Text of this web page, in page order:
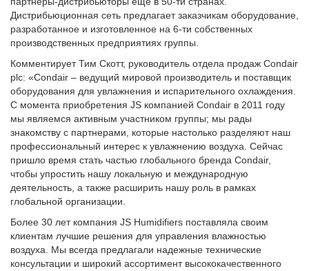
Дистрибьюционная сеть предлагает заказчикам оборудование,
разработанное и изготовленное на 6-ти собственных
производственных предприятиях группы.
Комментирует Тим Скотт, руководитель отдела продаж Condair
plc: «Condair – ведущий мировой производитель и поставщик
оборудования для увлажнения и испарительного охлаждения.
С момента приобретения JS компанией Condair в 2011 году
мы являемся активным участником группы; мы рады
знакомству с партнерами, которые настолько разделяют наш
профессиональный интерес к увлажнению воздуха. Сейчас
пришло время стать частью глобального бренда Condair,
чтобы упростить нашу локальную и международную
деятельность, а также расширить нашу роль в рамках
глобальной организации.
Более 30 лет компания JS Humidifiers поставляла своим
клиентам лучшие решения для управления влажностью
воздуха. Мы всегда предлагали надежные технические
консультации и широкий ассортимент высококачественного